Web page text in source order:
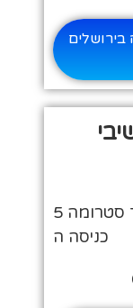
כתובת בית הספר: אשדוד סטרומה 5
כניסה ה